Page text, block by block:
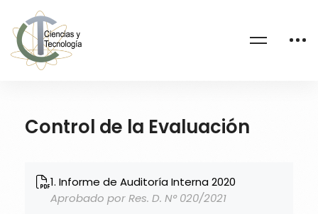
Control de la Evaluación
1. Informe de Auditoría Interna 2020
Aprobado por Res. D. N° 020/2021